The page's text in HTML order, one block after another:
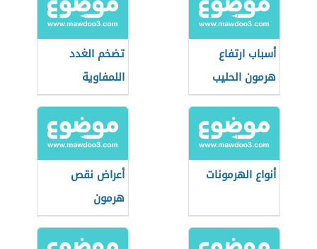
أسباب ارتفاع
هرمون الحليب
تضخم الغدد
اللمفاوية
أنواع الهرمونات
أعراض نقص
هرمون
البروجسترون